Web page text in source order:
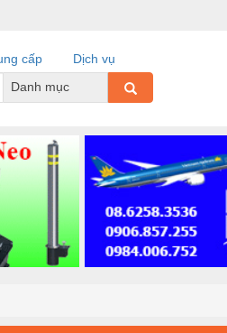
cấp
Dịch vụ
Danh mục